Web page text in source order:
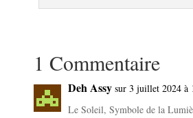
1 Commentaire
Deh Assy sur 3 juillet 2024 à
Le Soleil, Symbole de la